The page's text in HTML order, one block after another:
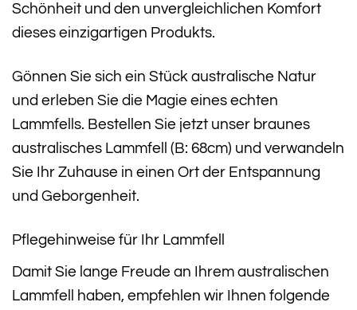
Schönheit und den unvergleichlichen Komfort
dieses einzigartigen Produkts.
Gönnen Sie sich ein Stück australische Natur
und erleben Sie die Magie eines echten
Lammfells. Bestellen Sie jetzt unser braunes
australisches Lammfell (B: 68cm) und verwandeln
Sie Ihr Zuhause in einen Ort der Entspannung
und Geborgenheit.
Pflegehinweise für Ihr Lammfell
Damit Sie lange Freude an Ihrem australischen
Lammfell haben, empfehlen wir Ihnen folgende